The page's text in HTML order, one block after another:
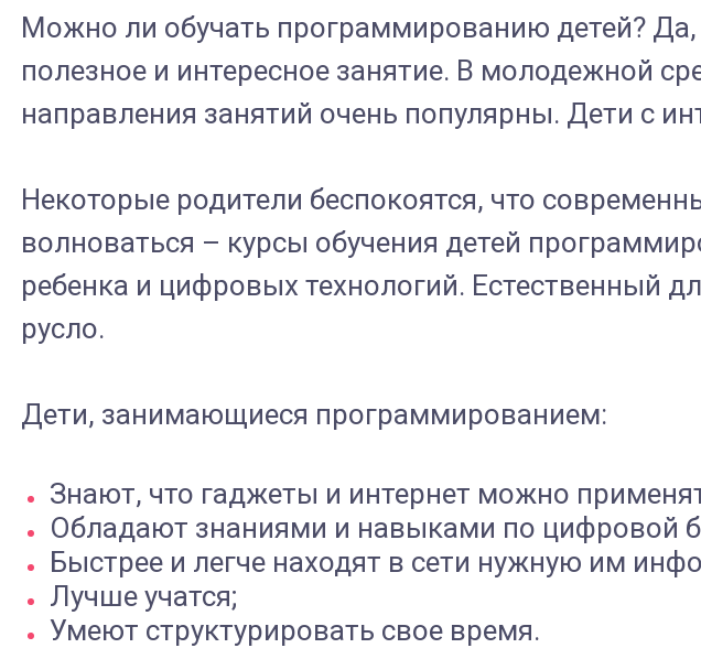
Можно ли обучать программированию детей?
полезное и интересное занятие. В молодежной
направления занятий очень популярны. Дети с
Некоторые родители беспокоятся, что
волноваться – курсы обучения детей
ребенка и цифровых технологий. Естественный
русло.
Дети, занимающиеся программированием:
Знают, что гаджеты и интернет можно
Обладают знаниями и навыками по цифровой
Быстрее и легче находят в сети нужную им
Лучше учатся;
Умеют структурировать свое время.